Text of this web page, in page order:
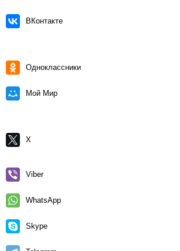
ВКонтакте
Одноклассники
Мой Мир
X
Viber
WhatsApp
Skype